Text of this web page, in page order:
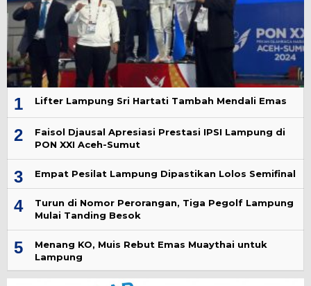
1 Lifter Lampung Sri Hartati Tambah Mendali Emas
2
Faisol Djausal Apresiasi Prestasi IPSI Lampung di
PON XXI Aceh-Sumut
3 Empat Pesilat Lampung Dipastikan Lolos Semifinal
4
Turun di Nomor Perorangan, Tiga Pegolf Lampung
Mulai Tanding Besok
5
Menang KO, Muis Rebut Emas Muaythai untuk
Lampung